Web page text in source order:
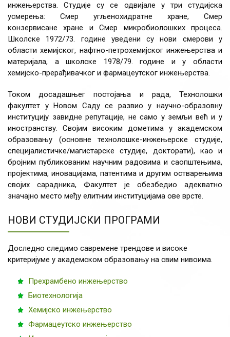
инжењерства. Студије су се одвијале у три студијска
усмерења: Смер угљенохидратне хране, Смер
конзервисане хране и Смер микробиолошких процеса.
Школске 1972/73. године уведени су нови смерови у
области хемијског, нафтно-петрохемијског инжењерства и
материјала, а школске 1978/79. године и у области
хемијско-прерађивачког и фармацеутског инжењерства.
Током досадашњег постојања и рада, Технолошки
факултет у Новом Саду се развио у научно-образовну
институцију завидне репутације, не само у земљи већ и у
иностранству. Својим високим дометима у академском
образовању (основне технолошке-инжењерске студије,
специјалистичке/магистарске студије, докторати), као и
бројним публикованим научним радовима и саопштењима,
пројектима, иновацијама, патентима и другим остварењима
својих сарадника, Факултет је обезбедио адекватно
значајно место међу елитним институцијама ове врсте.
НОВИ СТУДИЈСКИ ПРОГРАМИ
Доследно следимо савремене трендове и високе
критеријуме у академском образовању на свим нивоима.
Прехрамбено инжењерство
Биотехнологија
Хемијско инжењерство
Фармацеутско инжењерство